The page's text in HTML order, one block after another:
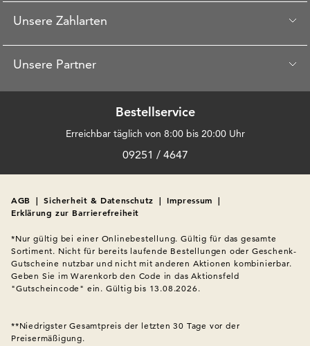
Unsere Zahlarten
Unsere Partner
Bestellservice
Erreichbar täglich von 8:00 bis 20:00 Uhr
09251 / 4647
AGB | Sicherheit & Datenschutz | Impressum |
Erklärung zur Barrierefreiheit
*Nur gültig bei einer Onlinebestellung. Gültig für das gesamte
Sortiment. Nicht für bereits laufende Bestellungen oder Geschenk-
Gutscheine nutzbar und nicht mit anderen Aktionen kombinierbar.
Geben Sie im Warenkorb den Code in das Aktionsfeld
"Gutscheincode" ein. Gültig bis 13.08.2026.
**Niedrigster Gesamtpreis der letzten 30 Tage vor der
Preisermäßigung.